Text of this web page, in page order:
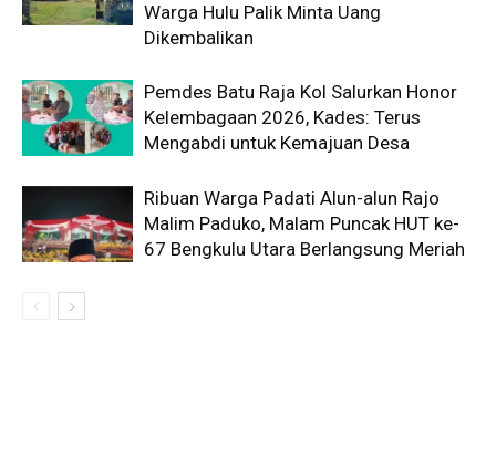
Warga Hulu Palik Minta Uang
Dikembalikan
Pemdes Batu Raja Kol Salurkan Honor
Kelembagaan 2026, Kades: Terus
Mengabdi untuk Kemajuan Desa
Ribuan Warga Padati Alun-alun Rajo
Malim Paduko, Malam Puncak HUT ke-
67 Bengkulu Utara Berlangsung Meriah